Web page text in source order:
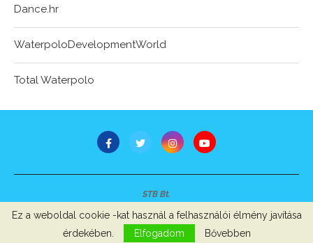
Dance.hr
WaterpoloDevelopmentWorld
Total Waterpolo
STB Bt.
Szerzői jogok, adatvédelem Impresszum
Ez a weboldal cookie -kat használ a felhasználói élmény javítása
érdekében.
Elfogadom Bővebben